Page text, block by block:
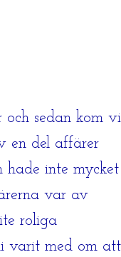
sedan kom vi
en del affärer
hade inte mycket
var av
roliga
varit med om att